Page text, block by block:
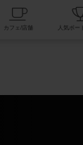
掲示板一覧 カフ